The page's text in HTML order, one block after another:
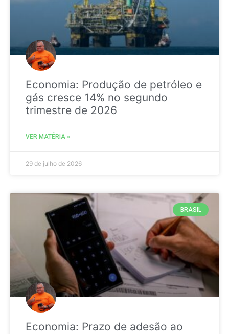
Economia: Produção de petróleo e
gás cresce 14% no segundo
trimestre de 2026
VER MATÉRIA »
29 de julho de 2026
BRASIL
Economia: Prazo de adesão ao